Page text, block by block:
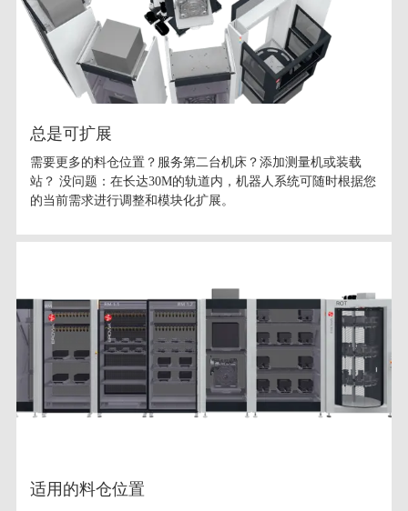
总是可扩展
需要更多的料仓位置？服务第二台机床？添加测量机或装载
站？ 没问题：在长达30M的轨道内，机器人系统可随时根据您
的当前需求进行调整和模块化扩展。
适用的料仓位置